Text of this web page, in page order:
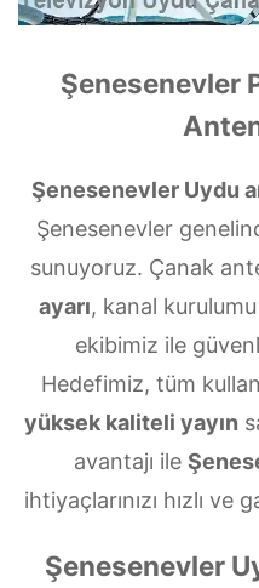
Şenesenevler
Şenesenevler Uydu
Şenesenevler
sunuyoruz. Çanak
ayarı, kanal
ekibimiz ile
Hedefimiz, tüm
yüksek kaliteli yayın
avantajı ile
ihtiyaçlarınızı hızlı ve
Şenesenevler